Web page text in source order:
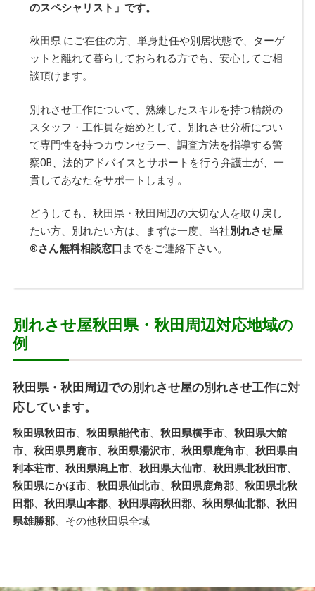
のスペシャリスト」です。
秋田県 にご在住の方、単身赴任や別居状態で、ターゲ
ットと離れて暮らしておられる方でも、安心してご相
談頂けます。
別れさせ工作について、熟練したスキルを持つ精鋭の
スタッフ・工作員を始めとして、別れさせ分析につい
て専門性を持つカウンセラー、調査方法を指導する警
察OB、法的アドバイスとサポートを行う弁護士が、一
貫してあなたをサポートします。
どうしても、秋田県・秋田周辺の大切な人を取り戻し
たい方、別れたい方は、まずは一度、当社別れさせ屋
®さん無料相談窓口 までをご連絡下さい。
別れさせ屋秋田県・秋田周辺対応地域の
例
秋田県・秋田周辺での別れさせ屋の別れさせ工作に対
応しています。
秋田県秋田市、 秋田県能代市、 秋田県横手市、 秋田県大館
市、 秋田県男鹿市、 秋田県湯沢市、 秋田県鹿角市、 秋田県由
利本荘市、 秋田県潟上市、 秋田県大仙市、 秋田県北秋田市、
秋田県にかほ市、 秋田県仙北市、 秋田県鹿角郡、 秋田県北秋
田郡、 秋田県山本郡、 秋田県南秋田郡、 秋田県仙北郡、 秋田
県雄勝郡、その他秋田県全域